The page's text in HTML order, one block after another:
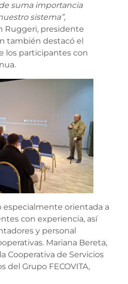
suma importancia
sistema”,
Ruggeri, presidente
también destacó el
los participantes con
especialmente orientada a
con experiencia, así
y personal
Mariana Bereta,
Cooperativa de Servicios
del Grupo FECOVITA,